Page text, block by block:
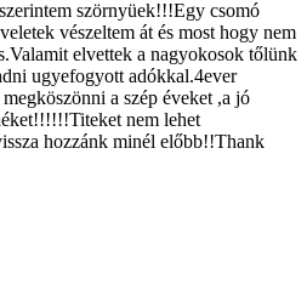
szörnyüek!!!Egy csomó
vészeltem át és most hogy nem
elvettek a nagyokosok tőlünk
ugyefogyott adókkal.4ever
a szép éveket ,a jó
nem lehet
hozzánk minél előbb!!Thank